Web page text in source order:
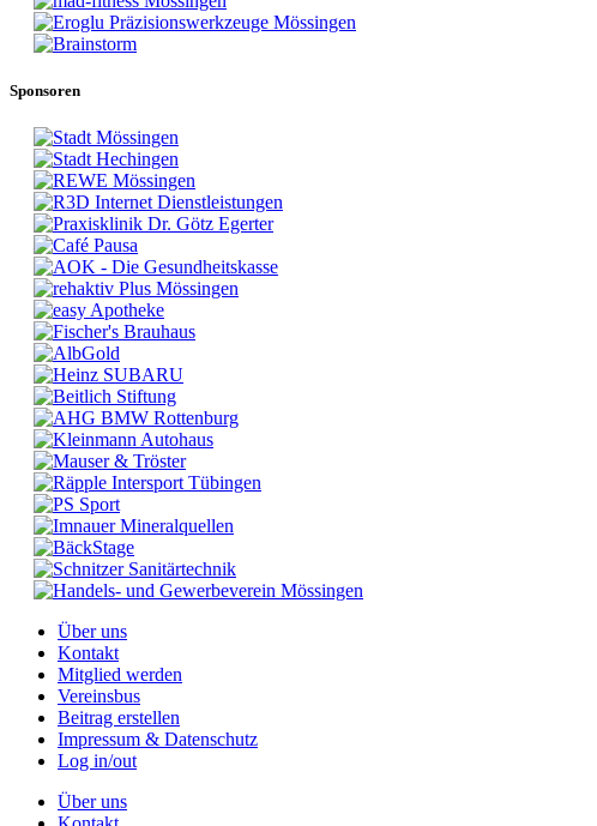
Sponsoren
Über uns
Kontakt
Mitglied werden
Vereinsbus
Beitrag erstellen
Impressum & Datenschutz
Log in/out
Über uns